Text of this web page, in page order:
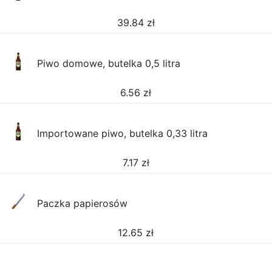
39.84 zł
Piwo domowe, butelka 0,5 litra
6.56 zł
Importowane piwo, butelka 0,33 litra
7.17 zł
Paczka papierosów
12.65 zł